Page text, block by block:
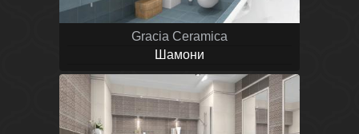
Gracia Ceramica
Шамони